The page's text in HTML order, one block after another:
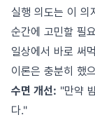
실행 의도는 이 의
순간에 고민할 필
일상에서 바로 써
이론은 충분히 했
수면 개선: "만약
다."